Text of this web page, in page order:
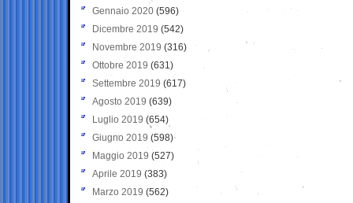
Gennaio 2020 (596)
Dicembre 2019 (542)
Novembre 2019 (316)
Ottobre 2019 (631)
Settembre 2019 (617)
Agosto 2019 (639)
Luglio 2019 (654)
Giugno 2019 (598)
Maggio 2019 (527)
Aprile 2019 (383)
Marzo 2019 (562)